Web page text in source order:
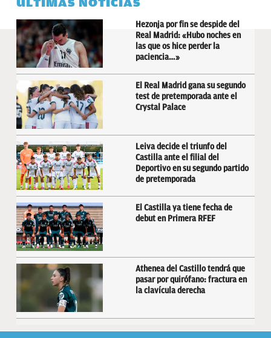
Hezonja por fin se despide del
Real Madrid: «Hubo noches en
las que os hice perder la
paciencia…»
El Real Madrid gana su segundo
test de pretemporada ante el
Crystal Palace
Leiva decide el triunfo del
Castilla ante el filial del
Deportivo en su segundo partido
de pretemporada
El Castilla ya tiene fecha de
debut en Primera RFEF
Athenea del Castillo tendrá que
pasar por quirófano: fractura en
la clavícula derecha